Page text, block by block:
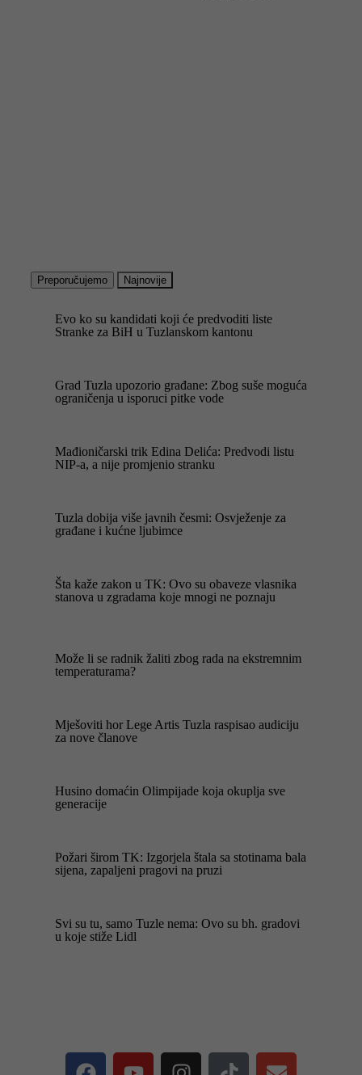
Preporučujemo Najnovije
Evo ko su kandidati koji će predvoditi liste
Stranke za BiH u Tuzlanskom kantonu
Grad Tuzla upozorio građane: Zbog suše moguća
ograničenja u isporuci pitke vode
Mađioničarski trik Edina Delića: Predvodi listu
NIP-a, a nije promjenio stranku
Tuzla dobija više javnih česmi: Osvježenje za
građane i kućne ljubimce
Šta kaže zakon u TK: Ovo su obaveze vlasnika
stanova u zgradama koje mnogi ne poznaju
Može li se radnik žaliti zbog rada na ekstremnim
temperaturama?
Mješoviti hor Lege Artis Tuzla raspisao audiciju
za nove članove
Husino domaćin Olimpijade koja okuplja sve
generacije
Požari širom TK: Izgorjela štala sa stotinama bala
sijena, zapaljeni pragovi na pruzi
Svi su tu, samo Tuzle nema: Ovo su bh. gradovi
u koje stiže Lidl